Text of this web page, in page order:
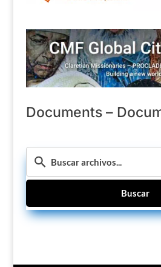
Documents –
Buscar